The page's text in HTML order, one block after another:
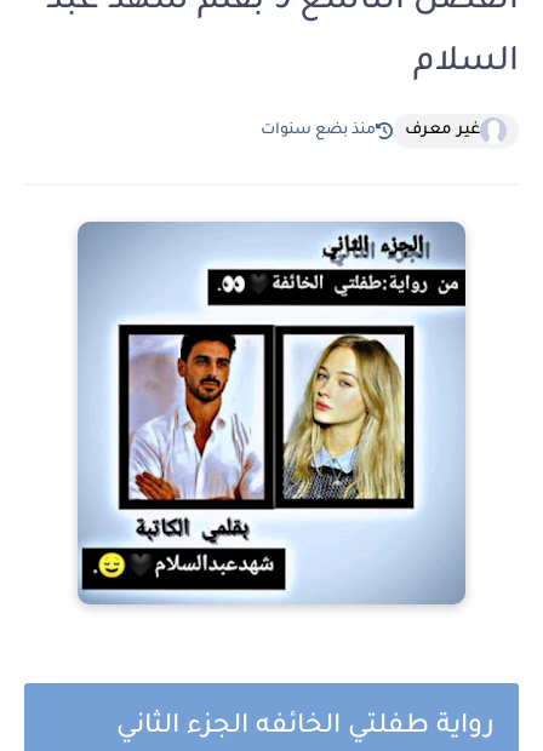
السلام
غير معرف منذ بضع سنوات
رواية طفلتي الخائفه الجزء الثاني